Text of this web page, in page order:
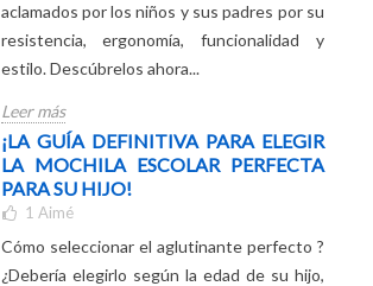
mochilas escolares con ruedas para el
otoño de 2024! Modelos populares
aclamados por los niños y sus padres por su
resistencia, ergonomía, funcionalidad y
estilo. Descúbrelos ahora...
Leer más
¡LA GUÍA DEFINITIVA PARA ELEGIR
LA MOCHILA ESCOLAR PERFECTA
PARA SU HIJO!
1Aimé